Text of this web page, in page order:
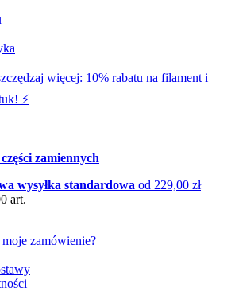
więcej: 10% rabatu na filament i
⚡️
zamiennych
wysyłka standardowa od 229,00 zł
art.
zamówienie?